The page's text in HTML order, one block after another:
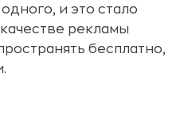
и это стало
рекламы
бесплатно,